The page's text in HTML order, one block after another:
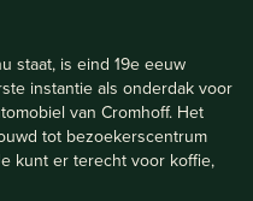
staat, is eind 19e eeuw
instantie als onderdak voor
van Cromhoff. Het
tot bezoekerscentrum
kunt er terecht voor koffie,